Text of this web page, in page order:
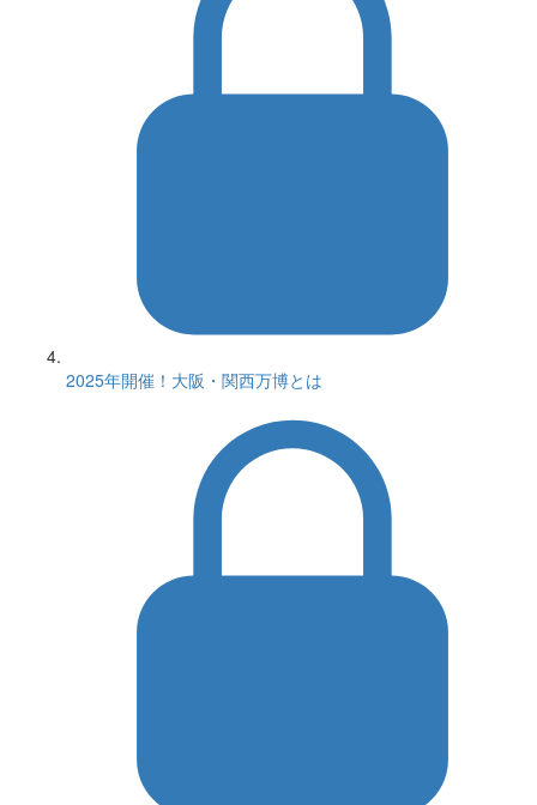
2025年開催！大阪・関西万博とは